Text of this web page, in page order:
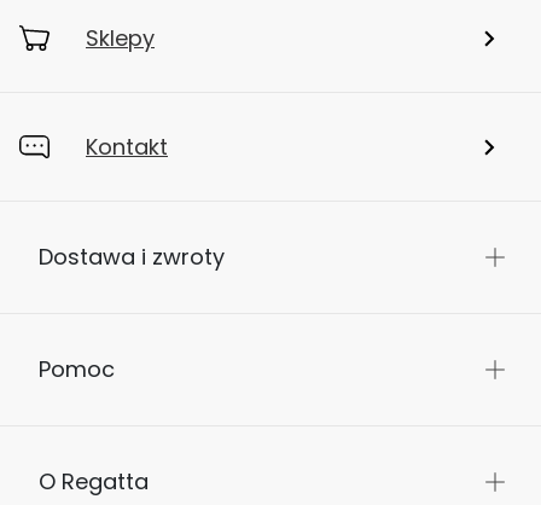
Sklepy
Kontakt
Dostawa i zwroty
Pomoc
O Regatta